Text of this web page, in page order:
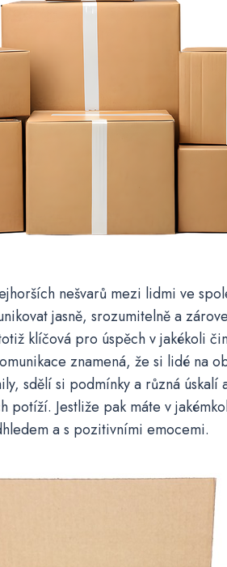
nešvarů mezi lidmi ve
jasně, srozumitelně a
klíčová pro úspěch v jakékoli
znamená, že si lidé na
sdělí si podmínky a různá úskalí
potíží. Jestliže pak máte v
a s pozitivními emocemi.